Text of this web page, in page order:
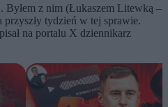
Byłem z nim (Łukaszem Litewką –
tydzień w tej sprawie.
na portalu X dziennikarz